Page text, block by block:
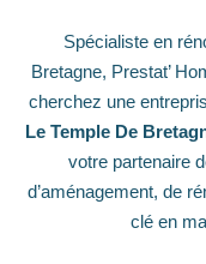
Spécialiste en
Bretagne, Prestat’
cherchez une
Le Temple De
votre partenaire
d’aménagement, de
clé en